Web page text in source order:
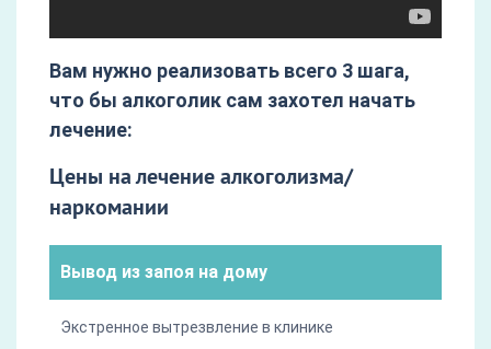
Вам нужно реализовать всего 3 шага,
что бы алкоголик сам захотел начать
лечение:
Цены на лечение алкоголизма/
наркомании
Вывод из запоя на дому
Экстренное вытрезвление в клинике